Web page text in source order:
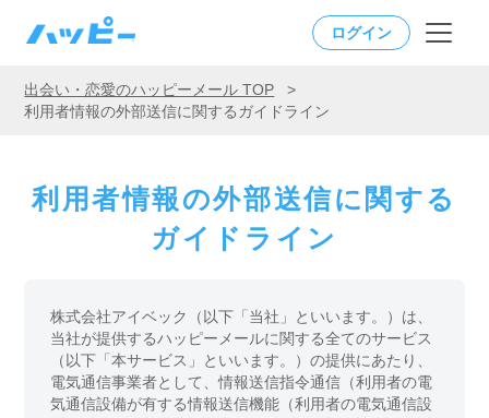
ログイン
出会い・恋愛のハッピーメール TOP
>
利用者情報の外部送信に関するガイドライン
利用者情報の外部送信に関する
ガイドライン
株式会社アイベック（以下「当社」といいます。）は、
当社が提供するハッピーメールに関する全てのサービス
（以下「本サービス」といいます。）の提供にあたり、
電気通信事業者として、情報送信指令通信（利用者の電
気通信設備が有する情報送信機能（利用者の電気通信設